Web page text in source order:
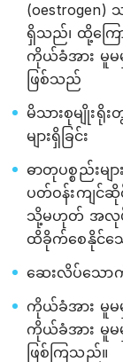
(oestrogen)
ရှိသည်၊ ထို့ကြေ
ကိုယ်ခံအား မူမမှ
ဖြစ်သည်
မိသားစုမျိုးရို
များရှိခြင်း
ဓာတုပစ္စည်းမ
ပတ်ဝန်းကျင်ဆိုင်
သို့မဟုတ် အလုပ်လု
ထိခိုက်စေနိုင်သေ
ဆေးလိပ်သောက်
ကိုယ်ခံအား မူမ
ကိုယ်ခံအား မူမမှ
ဖြစ်ကြသည်။